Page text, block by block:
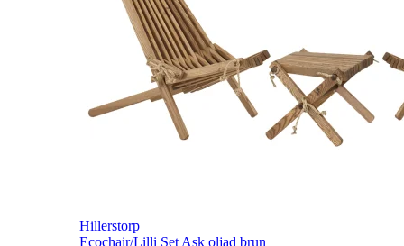
Hillerstorp
Ecochair/Lilli Set Ask oljad brun